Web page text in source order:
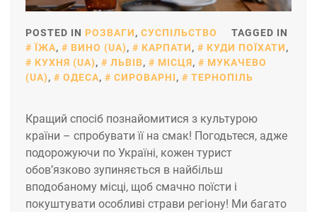
POSTED IN РОЗВАГИ, СУСПІЛЬСТВО
TAGGED IN
ЇЖА, ВИНО (UA), КАРПАТИ, КУДИ ПОЇХАТИ,
КУХНЯ (UA), ЛЬВІВ, МІСЦЯ,
МУКАЧЕВО
(UA), ОДЕСА, СИРОВАРНІ, ТЕРНОПІЛЬ
Кращий спосіб познайомитися з культурою
країни – спробувати її на смак! Погодьтеся, адже
подорожуючи по Україні, кожен турист
обов’язково зупиняється в найбільш
вподобаному місці, щоб смачно поїсти і
покуштувати особливі страви регіону! Ми багато